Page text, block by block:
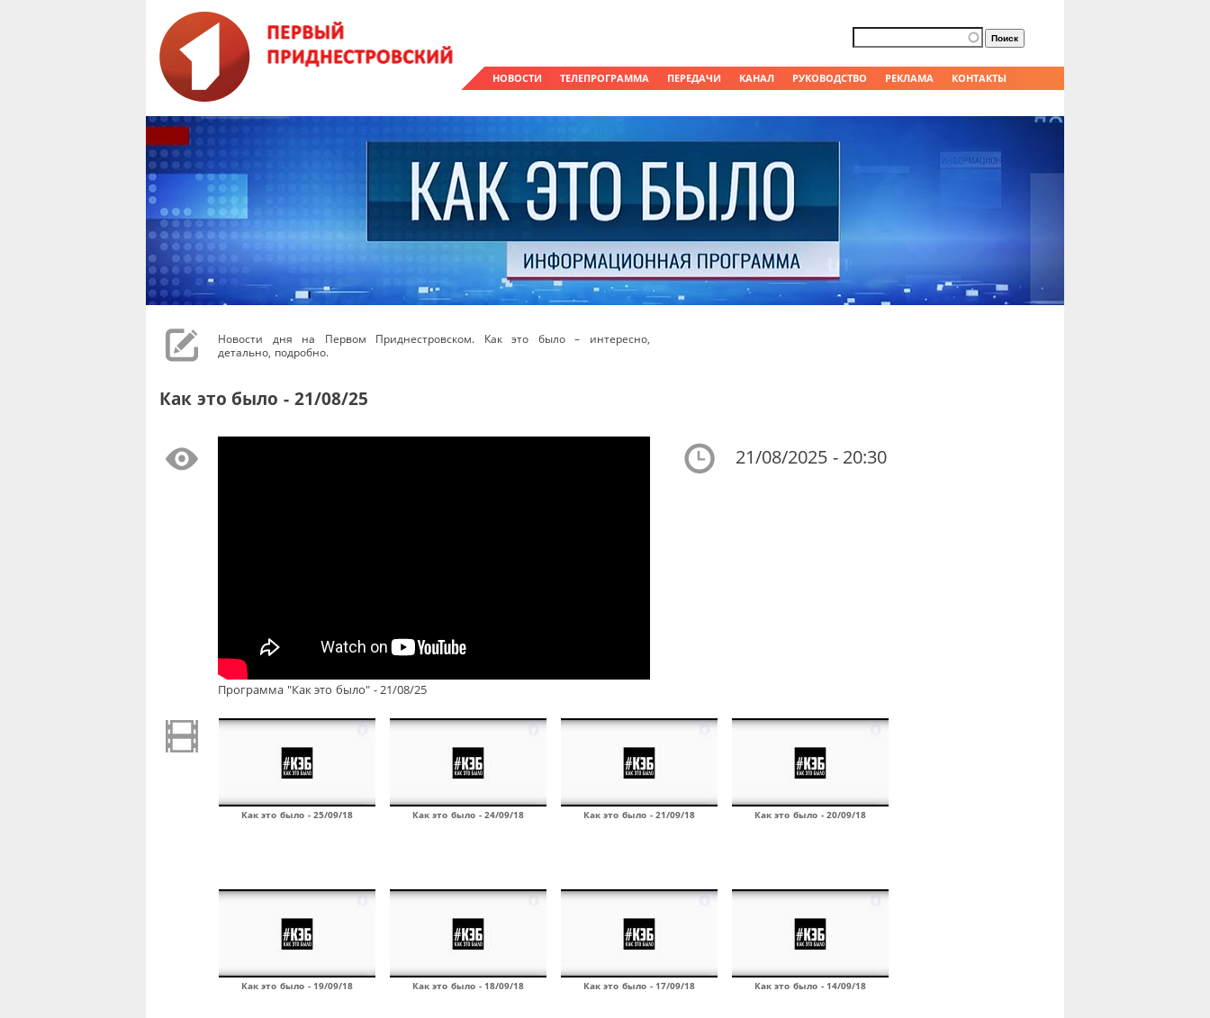
НОВОСТИ ТЕЛЕПРОГРАММА ПЕРЕДАЧИ КАНАЛ РУКОВОДСТВО РЕКЛАМА КОНТАКТЫ
Форма поиска
Поиск
Новости дня на Первом Приднестровском. Как это было – интересно,
детально, подробно.
Как это было - 21/08/25
Программа "Как это было" - 21/08/25
21/08/2025 - 20:30
Как это было - 25/09/18 Как это было - 24/09/18 Как это было - 21/09/18 Как это было - 20/09/18
Как это было - 19/09/18 Как это было - 18/09/18 Как это было - 17/09/18 Как это было - 14/09/18